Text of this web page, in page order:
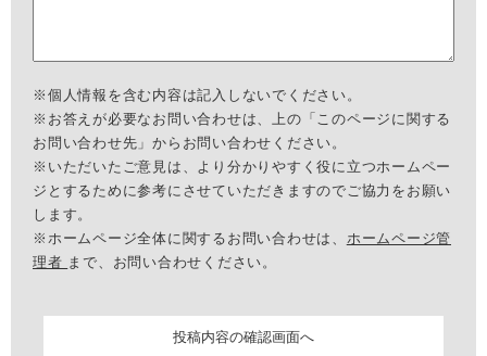
※個人情報を含む内容は記入しないでください。
※お答えが必要なお問い合わせは、上の「このページに関する
お問い合わせ先」からお問い合わせください。
※いただいたご意見は、より分かりやすく役に立つホームペー
ジとするために参考にさせていただきますのでご協力をお願い
します。
※ホームページ全体に関するお問い合わせは、 ホームページ管
理者 まで、お問い合わせください。